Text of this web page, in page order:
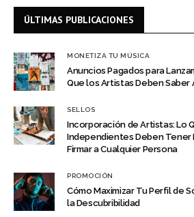
ÚLTIMAS PUBLICACIONES
MONETIZA TU MÚSICA
Anuncios Pagados para
Que los Artistas Deben Saber
SELLOS
Incorporación de Artistas: Lo
Independientes Deben Tener
Firmar a Cualquier Persona
PROMOCIÓN
Cómo Maximizar Tu Perfil de
la Descubribilidad